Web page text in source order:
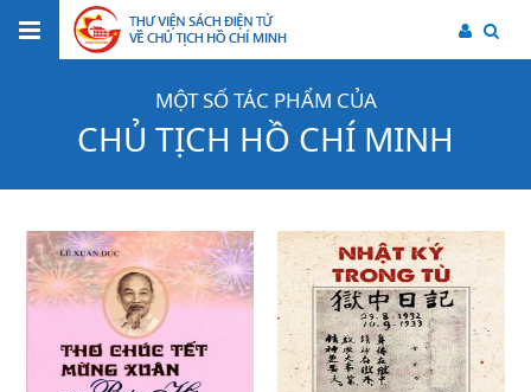
MỘT SỐ TÁC PHẨM CỦA
CHỦ TỊCH HỒ CHÍ MINH